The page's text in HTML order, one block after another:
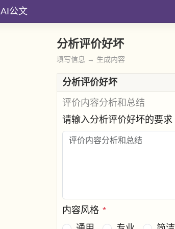
AI公文
分析评价好坏
填写信息 → 生成内容
分析评价好坏
评价内容分析和总结
请输入分析评价好坏的要求
内容风格 *